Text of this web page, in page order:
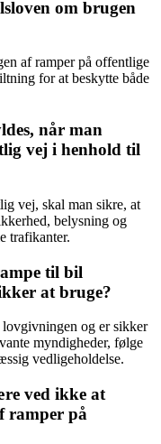
om brugen
af ramper på offentlige
for at beskytte både
når man
vej i henhold til
vej, skal man sikre, at
belysning og
trafikanter.
til bil
at bruge?
og er sikker
myndigheder, følge
vedligeholdelse.
ved ikke at
ramper på